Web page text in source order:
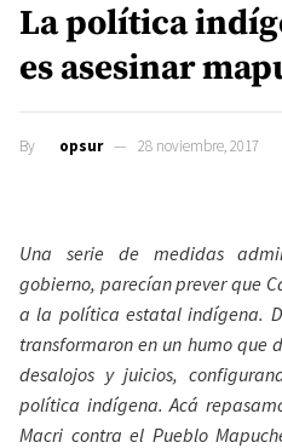
La política
es asesinar
By opsur 28 noviembre, 2017
Una serie de medidas
gobierno, parecían prever que
a la política estatal indígena.
transformaron en un humo que
desalojos y juicios,
política indígena. Acá
Macri contra el Pueblo